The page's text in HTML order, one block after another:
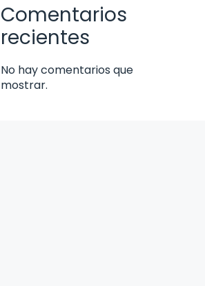
Comentarios
recientes
No hay comentarios que
mostrar.